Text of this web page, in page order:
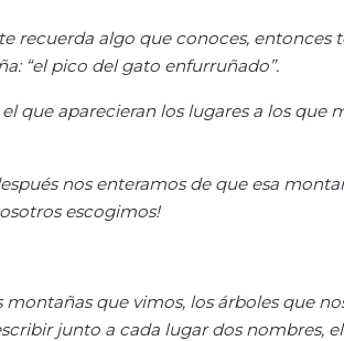
recuerda algo que conoces, entonces
“el pico del gato enfurruñado”.
que aparecieran los lugares a los que
nos enteramos de que esa
escogimos!
que vimos, los árboles que
junto a cada lugar dos nombres,